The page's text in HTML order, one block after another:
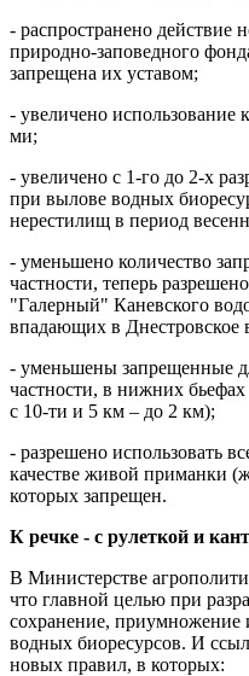
- распространено действие
природно-заповедного
запрещена их уставом;
- увеличено использование
ми;
- увеличено с 1-го до 2-х
при вылове водных
нерестилищ в период
- уменьшено количество
частности, теперь
"Галерный" Каневского
впадающих в Днестровское
- уменьшены запрещенные
частности, в нижних
с 10-ти и 5 км – до 2 км);
- разрешено использовать
качестве живой приманки
которых запрещен.
К речке - с рулеткой и
В Министерстве
что главной целью при
сохранение, приумножение
водных биоресурсов. И
новых правил, в которых: